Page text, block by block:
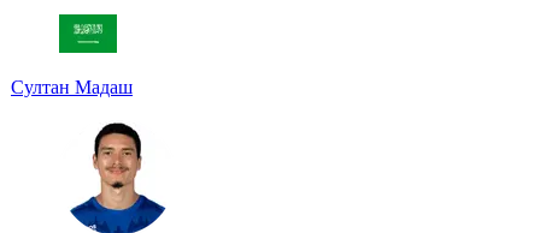
Султан Мадаш